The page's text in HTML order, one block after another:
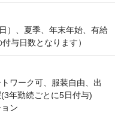
）、夏季、年末年始、有給
与日数となります）
ワーク可、服装自由、出
年勤続ごとに5日付与)
ン